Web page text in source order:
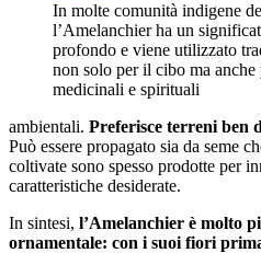
In molte comunità indigene
l’Amelanchier ha un
profondo e viene utilizzato
non solo per il cibo ma anche
medicinali e spirituali
ambientali. Preferisce terreni ben
Può essere propagato sia da seme
coltivate sono spesso prodotte per
caratteristiche desiderate.
In sintesi, l’Amelanchier è molto
ornamentale: con i suoi fiori